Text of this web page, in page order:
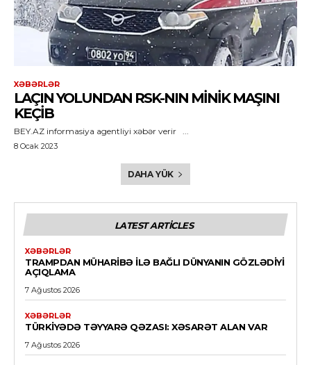
XƏBƏRLƏR
LAÇIN YOLUNDAN RSK-NIN MINIK MAŞINI
KEÇIB
BEY.AZ informasiya agentliyi xəbər verir ...
8 Ocak 2023
DAHA YÜK
LATEST ARTICLES
XƏBƏRLƏR
TRAMPDAN MÜHARIBƏ ILƏ BAĞLI DÜNYANIN GÖZLƏDIYI
AÇIQLAMA
7 Ağustos 2026
XƏBƏRLƏR
TÜRKIYƏDƏ TƏYYARƏ QƏZASI: XƏSARƏT ALAN VAR
7 Ağustos 2026